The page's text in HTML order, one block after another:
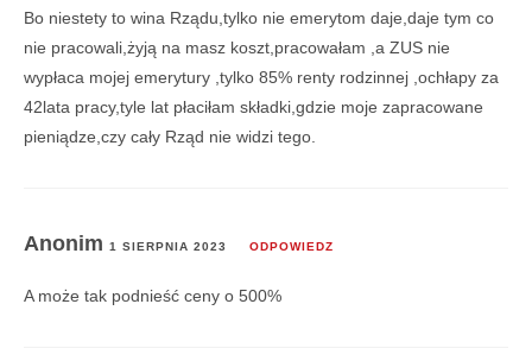
Bo niestety to wina Rządu,tylko nie emerytom daje,daje tym co
nie pracowali,żyją na masz koszt,pracowałam ,a ZUS nie
wypłaca mojej emerytury ,tylko 85% renty rodzinnej ,ochłapy za
42lata pracy,tyle lat płaciłam składki,gdzie moje zapracowane
pieniądze,czy cały Rząd nie widzi tego.
Anonim 1 SIERPNIA 2023 ODPOWIEDZ
A może tak podnieść ceny o 500%